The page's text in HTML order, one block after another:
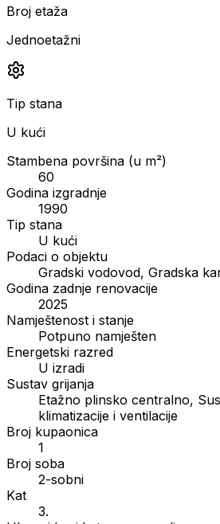
Broj etaža
Jednoetažni
Tip stana
U kući
Stambena površina (u m²)
60
Godina izgradnje
1990
Tip stana
U kući
Podaci o objektu
Gradski vodovod, Gradska
Godina zadnje renovacije
2025
Namještenost i stanje
Potpuno namješten
Energetski razred
U izradi
Sustav grijanja
Etažno plinsko centralno,
klimatizacije i ventilacije
Broj kupaonica
1
Broj soba
2-sobni
Kat
3.